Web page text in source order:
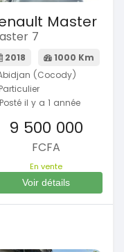
Master
7
2018
1000 Km
(Cocody)
Particulier
il y a 1 année
9 500 000
FCFA
En vente
Voir détails